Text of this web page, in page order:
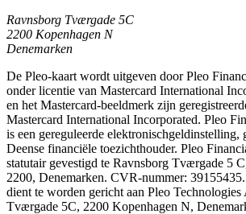
Ravnsborg Tværgade 5C
2200 Kopenhagen N
Denemarken
De Pleo-kaart wordt uitgeven door Pleo
onder licentie van Mastercard International
en het Mastercard-beeldmerk zijn
Mastercard International Incorporated. Pleo
is een gereguleerde elektronischgeldinstelling,
Deense financiële toezichthouder. Pleo
statutair gevestigd te Ravnsborg Tværgade 5
2200, Denemarken. CVR-nummer:
dient te worden gericht aan Pleo
Tværgade 5C, 2200 Kopenhagen N,